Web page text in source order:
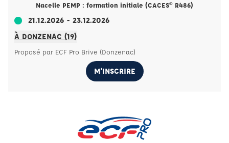
Nacelle PEMP : formation initiale (CACES® R486)
21.12.2026 - 23.12.2026
À DONZENAC (19)
Proposé par ECF Pro Brive (Donzenac)
M'INSCRIRE